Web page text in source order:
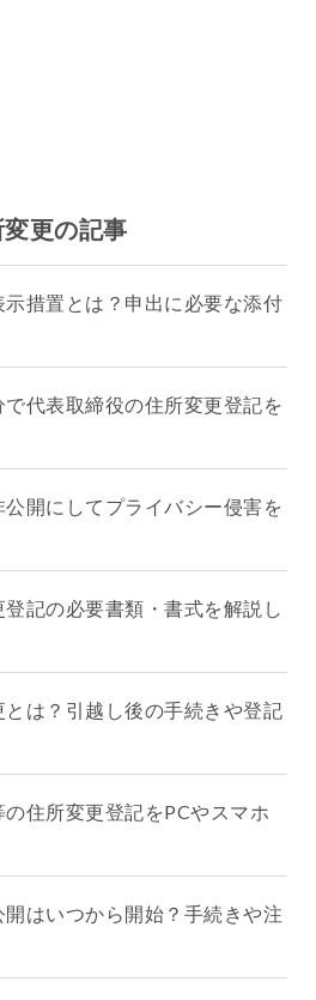
更の記事
措置とは？申出に必要な添付
代表取締役の住所変更登記を
開にしてプライバシー侵害を
記の必要書類・書式を解説し
は？引越し後の手続きや登記
住所変更登記をPCやスマホ
はいつから開始？手続きや注